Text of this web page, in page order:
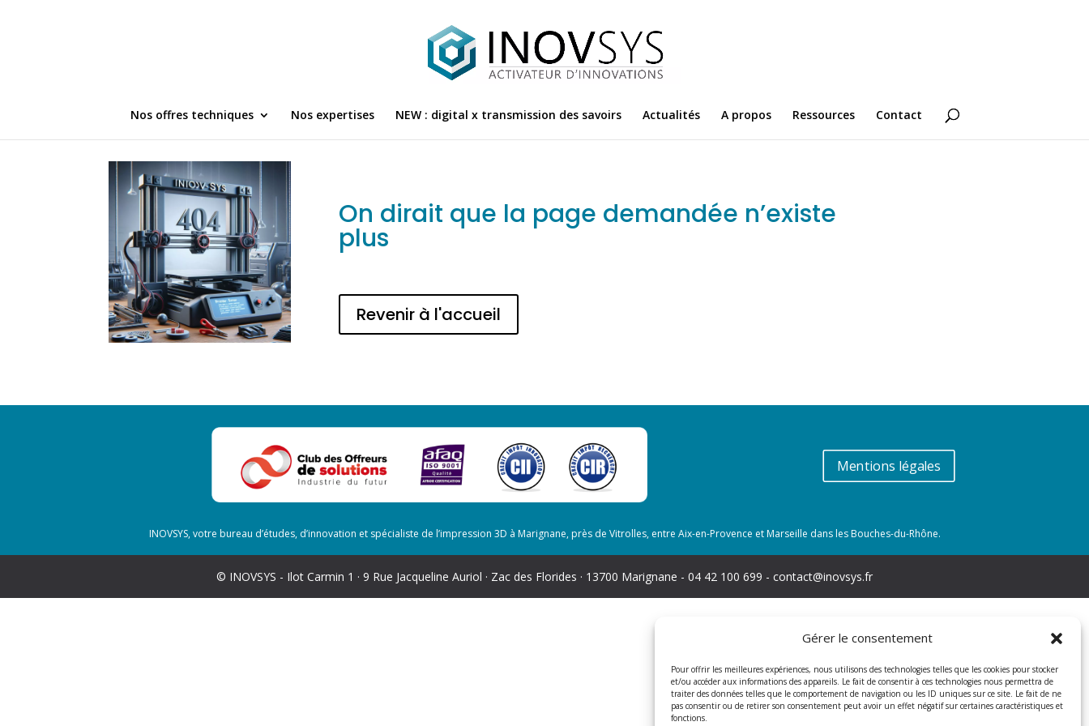
Gérer le consentement
Pour offrir les meilleures expériences, nous utilisons des technologies telles que les cookies pour stocker
et/ou accéder aux informations des appareils. Le fait de consentir à ces technologies nous permettra de
traiter des données telles que le comportement de navigation ou les ID uniques sur ce site. Le fait de ne
pas consentir ou de retirer son consentement peut avoir un effet négatif sur certaines caractéristiques et
fonctions.
Nos offres techniques Nos expertises NEW : digital x transmission des savoirs Actualités A propos Ressources Contact
On dirait que la page demandée n’existe
plus
Revenir à l'accueil
Mentions légales
INOVSYS, votre bureau d’études, d’innovation et spécialiste de l’impression 3D à Marignane, près de Vitrolles, entre Aix-en-Provence et Marseille dans les Bouches-du-Rhône.
© INOVSYS - Ilot Carmin 1 · 9 Rue Jacqueline Auriol · Zac des Florides · 13700 Marignane - 04 42 100 699 - contact@inovsys.fr